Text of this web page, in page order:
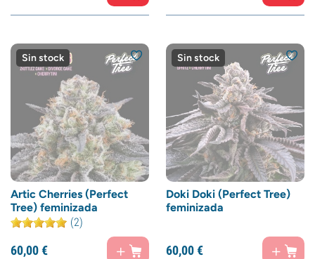
Sin stock
Artic Cherries (Perfect
Tree) feminizada
(2)
60,00€
Sin stock
Doki Doki (Perfect Tree)
feminizada
60,00€